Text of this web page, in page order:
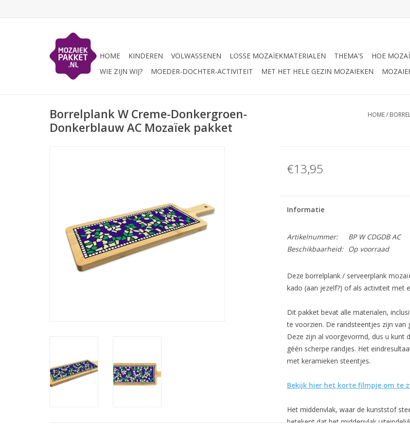
HOME KINDEREN VOLWASSENEN LOSSE MOZAÏEKMATERIALEN THEMA'S HOE
WIE ZIJN WIJ?
MOEDER-DOCHTER-ACTIVITEIT MET HET HELE GEZIN MOZAIEKEN
Borrelplank W Creme-Donkergroen-
Donkerblauw AC Mozaïek pakket
HOME/
€13,95
Informatie
Artikelnummer:
BP W CDGDB AC
Beschikbaarheid:
Op voorraad
Deze borrelplank / serveerplank
kado (aan jezelf?) of als activiteit met
Dit pakket bevat alle materialen,
te voorzien. De randsteentjes zijn
Deze zijn al voorgevormd, dus u kunt
géén scherpe randjes. Het
met keramieken steentjes.
Bekijk hier het korte filmpje om te
Het middenvlak, waar de kunststof
betekent dat het middenvlak